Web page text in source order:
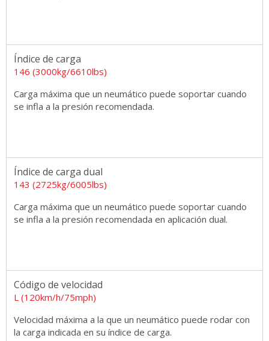
Índice de carga
146 (3000kg/6610lbs)
Carga máxima que un neumático puede soportar cuando
se infla a la presión recomendada.
Índice de carga dual
143 (2725kg/6005lbs)
Carga máxima que un neumático puede soportar cuando
se infla a la presión recomendada en aplicación dual.
Código de velocidad
L (120km/h/75mph)
Velocidad máxima a la que un neumático puede rodar con
la carga indicada en su índice de carga.